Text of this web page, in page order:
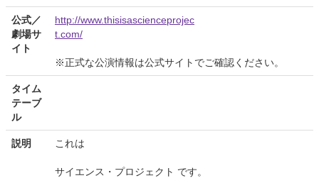
公式／
劇場サ
イト
http://www.thisisascienceprojec
t.com/
※正式な公演情報は公式サイトでご確認ください。
タイム
テーブ
ル
説明 これは
サイエンス・プロジェクト です。